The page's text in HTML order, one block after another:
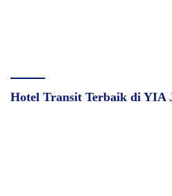
Hotel Transit Terbaik di YIA